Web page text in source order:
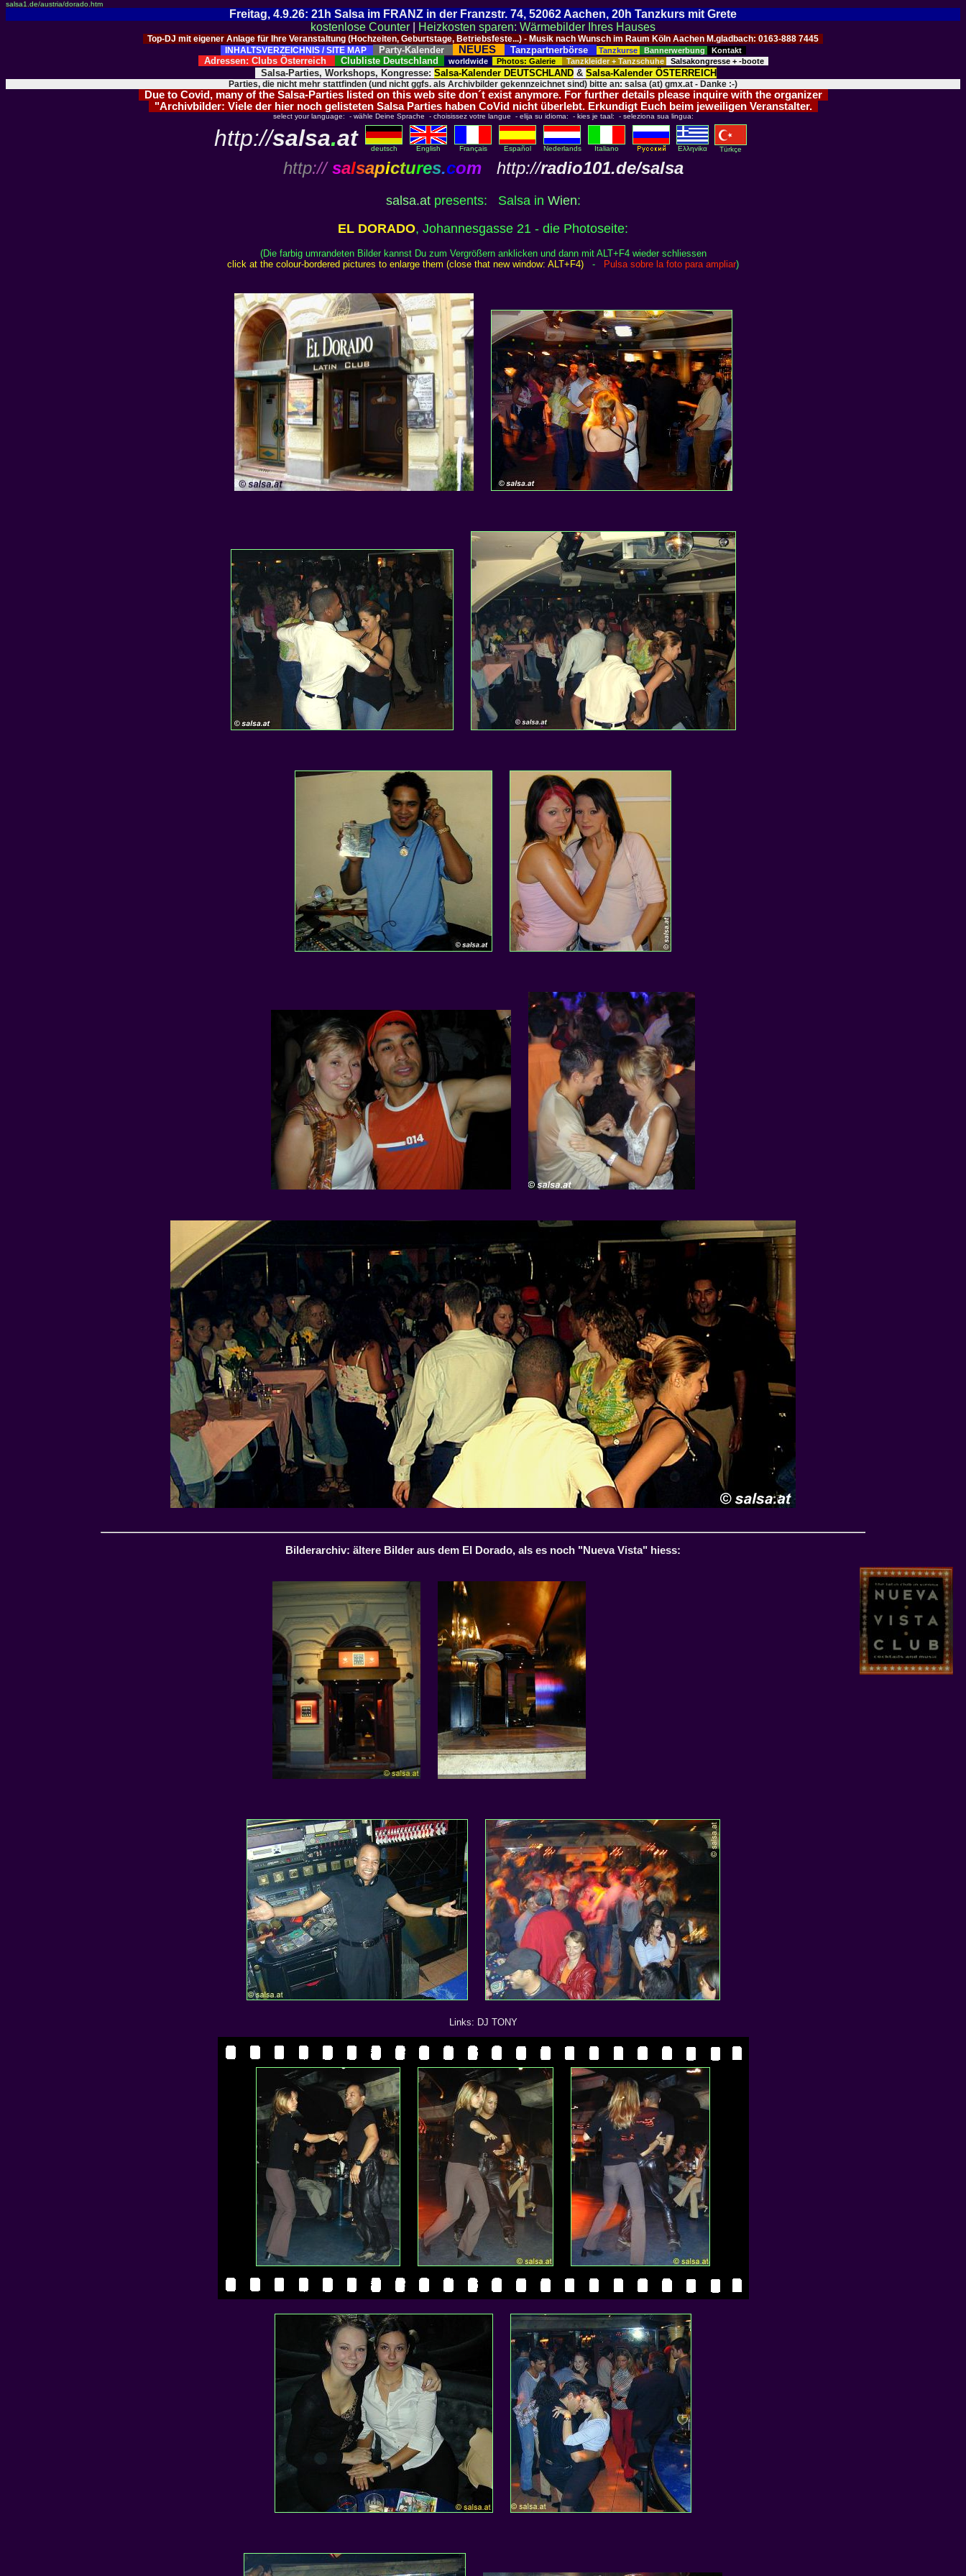
salsa1.de/austria/dorado.htm
Freitag, 4.9.26: 21h Salsa im FRANZ in der Franzstr. 74, 52062 Aachen, 20h Tanzkurs mit Grete
kostenlose Counter
Heizkosten sparen: Wärmebilder Ihres Hauses
Top-DJ mit eigener Anlage für Ihre Veranstaltung (Hochzeiten, Geburtstage, Betriebsfeste...) - Musik nach Wunsch im Raum Köln Aachen M.gladbach: 0163-888 7445
INHALTSVERZEICHNIS / SITE MAP
Party-Kalender NEUES Tanzpartnerbörse Tanzkurse Bannerwerbung Kontakt
Adressen: Clubs Österreich Clubliste Deutschland worldwide Photos: Galerie Tanzkleider + Tanzschuhe Salsakongresse + -boote
Salsa-Parties, Workshops, Kongresse: Salsa-Kalender DEUTSCHLAND & Salsa-Kalender ÖSTERREICH
Parties, die nicht mehr stattfinden (und nicht ggfs. als Archivbilder gekennzeichnet sind) bitte an: salsa (at) gmx.at - Danke :-)
Due to Covid, many of the Salsa-Parties listed on this web site don´t exist anymore. For further details please inquire with the organizer
"Archivbilder: Viele der hier noch gelisteten Salsa Parties haben CoVid nicht überlebt. Erkundigt Euch beim jeweiligen Veranstalter.
select your language: - wähle Deine Sprache - choisissez votre langue - elija su idioma: - kies je taal: - seleziona sua lingua:
http://salsa.at deutsch English Français Español Nederlands Italiano Eλληvikα Türkçe
http:// salsapictures.com http://radio101.de/salsa
salsa.at presents: Salsa in Wien:
EL DORADO, Johannesgasse 21 - die Photoseite:
(Die farbig umrandeten Bilder kannst Du zum Vergrößern anklicken und dann mit ALT+F4 wieder schliessen
click at the colour-bordered pictures to enlarge them (close that new window: ALT+F4)
- Pulsa sobre la foto para ampliar)
Bilderarchiv: ältere Bilder aus dem El Dorado, als es noch "Nueva Vista" hiess:
Links: DJ TONY